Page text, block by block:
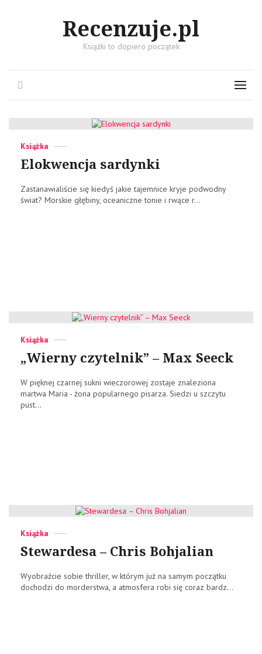
Recenzuje.pl
Książki to dopiero początek
Menu
Categories
Książka
Elokwencja sardynki
Zastanawialiście się kiedyś jakie tajemnice kryje podwodny
świat? Morskie głębiny, oceaniczne tonie i rwące r...
Categories
Książka
„Wierny czytelnik” – Max Seeck
W pięknej czarnej sukni wieczorowej zostaje znaleziona
martwa Maria - żona popularnego pisarza. Siedzi u szczytu
pust...
Categories
Książka
Stewardesa – Chris Bohjalian
Wyobraźcie sobie thriller, w którym już na samym początku
dochodzi do morderstwa, a atmosfera robi się coraz bardz...